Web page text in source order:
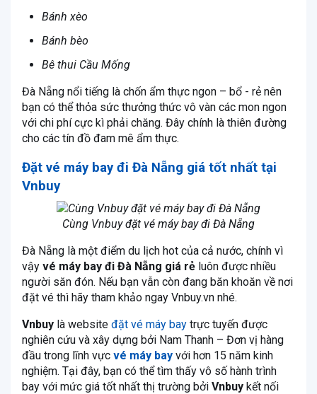
Bánh xèo
Bánh bèo
Bê thui Cầu Mống
Đà Nẵng nổi tiếng là chốn ẩm thực ngon – bổ - rẻ nên
bạn có thể thỏa sức thưởng thức vô vàn các mon ngon
với chi phí cực kì phải chăng. Đây chính là thiên đường
cho các tín đồ đam mê ẩm thực.
Đặt vé máy bay đi Đà Nẵng giá tốt nhất tại
Vnbuy
Cùng Vnbuy đặt vé máy bay đi Đà Nẵng
Đà Nẵng là một điểm du lịch hot của cả nước, chính vì
vậy vé máy bay đi Đà Nẵng giá rẻ luôn được nhiều
người săn đón. Nếu bạn vẫn còn đang băn khoăn về nơi
đặt vé thì hãy tham khảo ngay Vnbuy.vn nhé.
Vnbuy là website đặt vé máy bay trực tuyến được
nghiên cứu và xây dựng bởi Nam Thanh – Đơn vị hàng
đầu trong lĩnh vực vé máy bay với hơn 15 năm kinh
nghiệm. Tại đây, bạn có thể tìm thấy vô số hành trình
bay với mức giá tốt nhất thị trường bởi Vnbuy kết nối